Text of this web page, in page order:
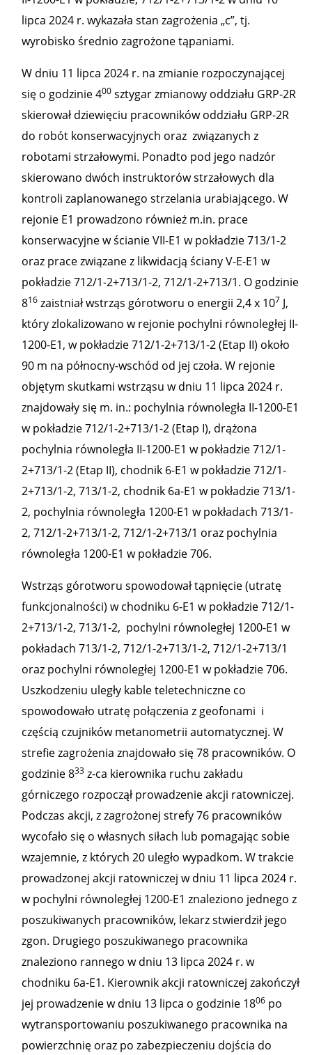
lipca 2024 r. wykazała stan zagrożenia „c”, tj.
wyrobisko średnio zagrożone tąpaniami.
W dniu 11 lipca 2024 r. na zmianie rozpoczynającej
się o godzinie 400 sztygar zmianowy oddziału GRP-2R
skierował dziewięciu pracowników oddziału GRP-2R
do robót konserwacyjnych oraz związanych z
robotami strzałowymi. Ponadto pod jego nadzór
skierowano dwóch instruktorów strzałowych dla
kontroli zaplanowanego strzelania urabiającego. W
rejonie E1 prowadzono również m.in. prace
konserwacyjne w ścianie VII-E1 w pokładzie 713/1-2
oraz prace związane z likwidacją ściany V-E-E1 w
pokładzie 712/1-2+713/1-2, 712/1-2+713/1. O godzinie
816 zaistniał wstrząs górotworu o energii 2,4 x 107 J,
który zlokalizowano w rejonie pochylni równoległej II-
1200-E1, w pokładzie 712/1-2+713/1-2 (Etap II) około
90 m na północny-wschód od jej czoła. W rejonie
objętym skutkami wstrząsu w dniu 11 lipca 2024 r.
znajdowały się m. in.: pochylnia równoległa II-1200-E1
w pokładzie 712/1-2+713/1-2 (Etap I), drążona
pochylnia równoległa II-1200-E1 w pokładzie 712/1-
2+713/1-2 (Etap II), chodnik 6-E1 w pokładzie 712/1-
2+713/1-2, 713/1-2, chodnik 6a-E1 w pokładzie 713/1-
2, pochylnia równoległa 1200-E1 w pokładach 713/1-
2, 712/1-2+713/1-2, 712/1-2+713/1 oraz pochylnia
równoległa 1200-E1 w pokładzie 706.
Wstrząs górotworu spowodował tąpnięcie (utratę
funkcjonalności) w chodniku 6-E1 w pokładzie 712/1-
2+713/1-2, 713/1-2, pochylni równoległej 1200-E1 w
pokładach 713/1-2, 712/1-2+713/1-2, 712/1-2+713/1
oraz pochylni równoległej 1200-E1 w pokładzie 706.
Uszkodzeniu uległy kable teletechniczne co
spowodowało utratę połączenia z geofonami i
częścią czujników metanometrii automatycznej. W
strefie zagrożenia znajdowało się 78 pracowników. O
godzinie 833 z-ca kierownika ruchu zakładu
górniczego rozpoczął prowadzenie akcji ratowniczej.
Podczas akcji, z zagrożonej strefy 76 pracowników
wycofało się o własnych siłach lub pomagając sobie
wzajemnie, z których 20 uległo wypadkom. W trakcie
prowadzonej akcji ratowniczej w dniu 11 lipca 2024 r.
w pochylni równoległej 1200-E1 znaleziono jednego z
poszukiwanych pracowników, lekarz stwierdził jego
zgon. Drugiego poszukiwanego pracownika
znaleziono rannego w dniu 13 lipca 2024 r. w
chodniku 6a-E1. Kierownik akcji ratowniczej zakończył
jej prowadzenie w dniu 13 lipca o godzinie 1806 po
wytransportowaniu poszukiwanego pracownika na
powierzchnię oraz po zabezpieczeniu dojścia do